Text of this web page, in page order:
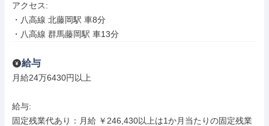
アクセス:
・八高線 北藤岡駅 車8分
・八高線 群馬藤岡駅 車13分
給与
月給24万6430円以上
給与:
固定残業代あり：月給 ￥246,430以上は1か月当たりの固定残業